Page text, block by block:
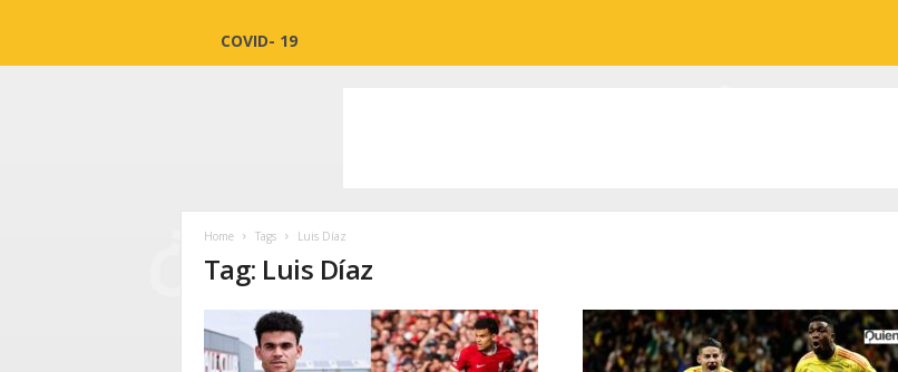
COVID- 19
Home Tags Luis Díaz
Tag: Luis Díaz